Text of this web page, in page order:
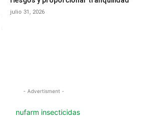
julio 31, 2026
- Advertisment -